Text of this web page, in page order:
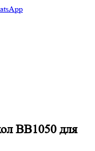
BB1050 для